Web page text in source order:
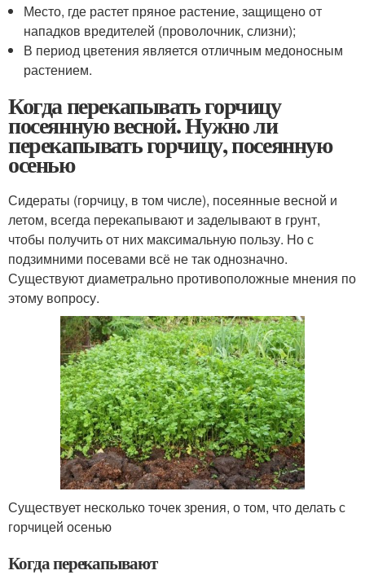
Место, где растет пряное растение, защищено от
нападков вредителей (проволочник, слизни);
В период цветения является отличным медоносным
растением.
Когда перекапывать горчицу
посеянную весной. Нужно ли
перекапывать горчицу, посеянную
осенью
Сидераты (горчицу, в том числе), посеянные весной и
летом, всегда перекапывают и заделывают в грунт,
чтобы получить от них максимальную пользу. Но с
подзимними посевами всё не так однозначно.
Существуют диаметрально противоположные мнения по
этому вопросу.
Существует несколько точек зрения, о том, что делать с
горчицей осенью
Когда перекапывают